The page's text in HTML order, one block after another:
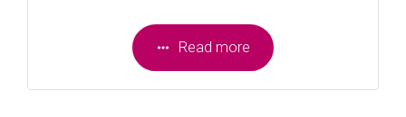
Read more